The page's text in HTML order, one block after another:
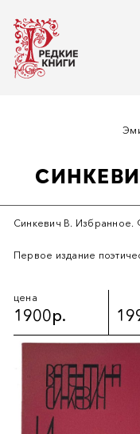
Синкевич В. Избранное.
Первое издание
цена
1900р.